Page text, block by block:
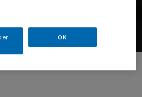
OK